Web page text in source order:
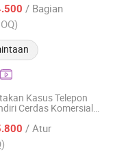
/ Bagian
2011
Kasus Telepon
Cerdas Komersial
/ Atur
Co., Ltd.
mulai 2025